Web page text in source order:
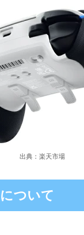
出典：楽天市場
ついて